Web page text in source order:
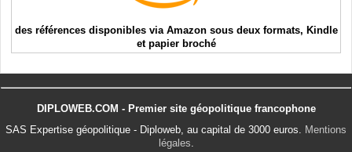
des références disponibles via Amazon sous deux formats, Kindle
et papier broché
DIPLOWEB.COM - Premier site géopolitique francophone
SAS Expertise géopolitique - Diploweb, au capital de 3000 euros. Mentions
légales.